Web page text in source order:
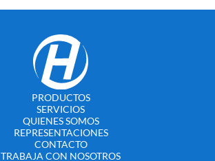
PRODUCTOS
SERVICIOS
QUIENES SOMOS
REPRESENTACIONES
CONTACTO
TRABAJA CON NOSOTROS